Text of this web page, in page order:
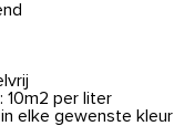
10m2 per liter
elke gewenste kleur